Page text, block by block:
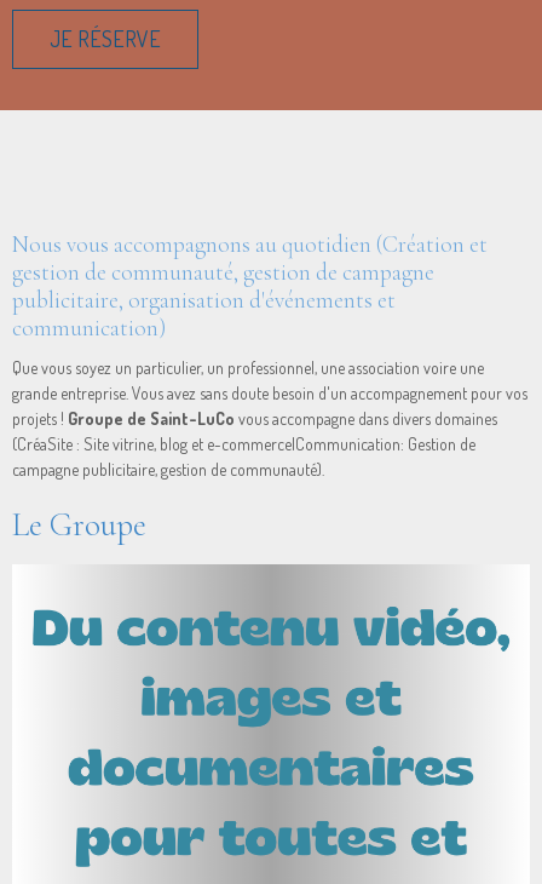
JE RÉSERVE
Nous vous accompagnons au quotidien (Création et
gestion de communauté, gestion de campagne
publicitaire, organisation d'événements et
communication)
Que vous soyez un particulier, un professionnel, une association voire une
grande entreprise. Vous avez sans doute besoin d'un accompagnement pour vos
projets ! Groupe de Saint-LuCo vous accompagne dans divers domaines
(CréaSite : Site vitrine, blog et e-commerce|Communication: Gestion de
campagne publicitaire, gestion de communauté).
Le Groupe